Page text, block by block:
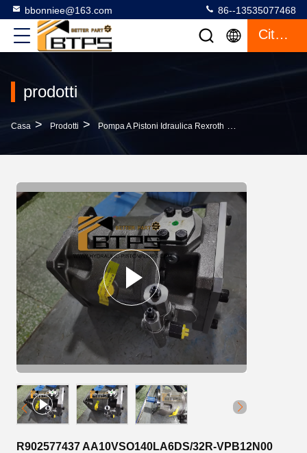
bbonniee@163.com 86--13535077468
Citazione
prodotti
Casa > Prodotti > Pompa A Pistoni Idraulica Rexroth >
R902577437 AA10VSO140LA6DS/32R-VPB12N00